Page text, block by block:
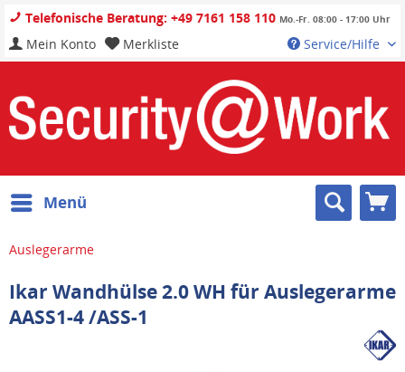
Telefonische Beratung: +49 7161 158 110 Mo.-Fr. 08:00 - 17:00 Uhr
Service/Hilfe
Mein Konto Merkliste
Menü
Auslegerarme
Ikar Wandhülse 2.0 WH für Auslegerarme
AASS1-4 /ASS-1